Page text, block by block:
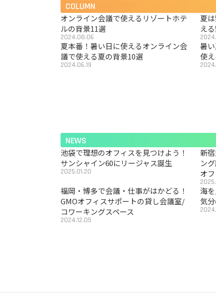
COLUMN
オンライン会議で使えるリゾートホテ
ルの背景11選
2024.08.06
夏
え
夏本番！暑い日に使えるオンライン会
議で使える夏の背景10選
2024.06.19
暑
使
NEWS
池袋で理想のオフィスを見つけよう！
サンシャイン60にリージャス誕生
2025.01.20
新
ン
オ
福岡・博多で会議・仕事がはかどる！
GMOオフィスサポートの貸し会議室/
コワーキングスペース
2024.12.05
海
気